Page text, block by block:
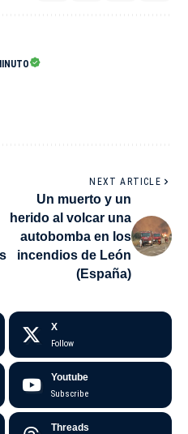
NEXT ARTICLE
Un muerto y un
herido al volcar una
autobomba en los
incendios de León
(España)
X
Follow
Youtube
Subscribe
Threads